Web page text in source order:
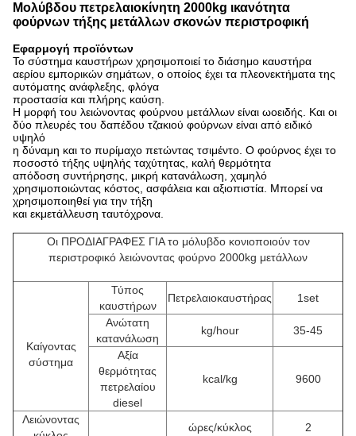
Μολύβδου πετρελαιοκίνητη 2000kg ικανότητα
φούρνων τήξης μετάλλων σκονών περιστροφική
Εφαρμογή προϊόντων
Το σύστημα καυστήρων χρησιμοποιεί το διάσημο καυστήρα
αερίου εμπορικών σημάτων, ο οποίος έχει τα πλεονεκτήματα της
αυτόματης ανάφλεξης, φλόγα
προστασία και πλήρης καύση.
Η μορφή του λειώνοντας φούρνου μετάλλων είναι ωοειδής. Και οι
δύο πλευρές του δαπέδου τζακιού φούρνων είναι από ειδικό
υψηλό
η δύναμη και το πυρίμαχο πετώντας τσιμέντο. Ο φούρνος έχει το
ποσοστό τήξης υψηλής ταχύτητας, καλή θερμότητα
απόδοση συντήρησης, μικρή κατανάλωση, χαμηλό
χρησιμοποιώντας κόστος, ασφάλεια και αξιοπιστία. Μπορεί να
χρησιμοποιηθεί για την τήξη
και εκμετάλλευση ταυτόχρονα.
Οι ΠΡΟΔΙΑΓΡΑΦΕΣ ΓΙΑ το μόλυβδο κονιοποιούν τον
περιστροφικό λειώνοντας φούρνο 2000kg μετάλλων
Καίγοντας
σύστημα
Τύπος
καυστήρων
Πετρελαιοκαυστήρας
1set
Ανώτατη
κατανάλωση
kg/hour
35-45
Αξία
θερμότητας
πετρελαίου
diesel
kcal/kg 9600
Λειώνοντας
ώρες/κύκλος 2